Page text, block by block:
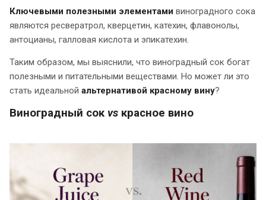
Ключевыми полезными элементами виноградного сока
являются ресвератрол, кверцетин, катехин, флавонолы,
антоцианы, галловая кислота и эпикатехин.
Таким образом, мы выяснили, что виноградный сок богат
полезными и питательными веществами. Но может ли это
стать идеальной альтернативой красному вину?
Виноградный сок vs красное вино